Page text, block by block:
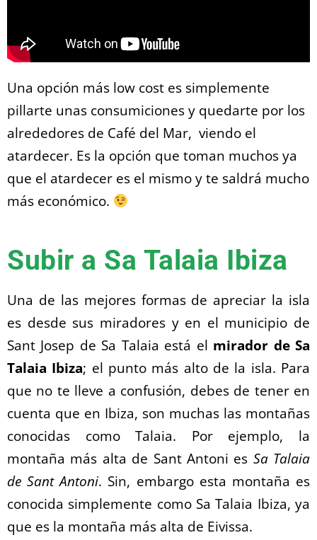
Una opción más low cost es simplemente
pillarte unas consumiciones y quedarte por los
alrededores de Café del Mar, viendo el
atardecer. Es la opción que toman muchos ya
que el atardecer es el mismo y te saldrá mucho
más económico.
Subir a Sa Talaia Ibiza
Una de las mejores formas de apreciar la isla
es desde sus miradores y en el municipio de
Sant Josep de Sa Talaia está el mirador de Sa
Talaia Ibiza; el punto más alto de la isla. Para
que no te lleve a confusión, debes de tener en
cuenta que en Ibiza, son muchas las montañas
conocidas como Talaia. Por ejemplo, la
montaña más alta de Sant Antoni es Sa Talaia
de Sant Antoni. Sin, embargo esta montaña es
conocida simplemente como Sa Talaia Ibiza, ya
que es la montaña más alta de Eivissa.